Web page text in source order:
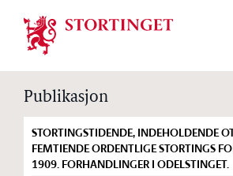
Stortinget.no
Publikasjon
STORTINGSTIDENDE, INDEHOLDENDE
FEMTIENDE ORDENTLIGE STORTINGS
1909. FORHANDLINGER I ODELSTINGET.